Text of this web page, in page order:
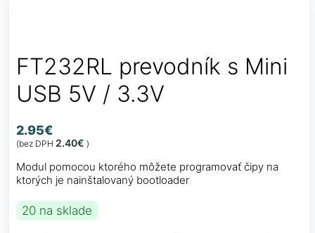
FT232RL prevodník s Mini
USB 5V / 3.3V
2.95€
(bez DPH 2.40€ )
Modul pomocou ktorého môžete programovať čipy na
ktorých je nainštalovaný bootloader
20 na sklade